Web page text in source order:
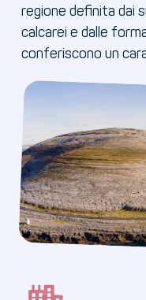
regione definita dai
calcarei e dalle
conferiscono un